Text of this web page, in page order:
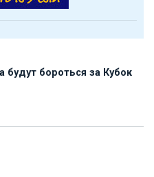
бороться за Кубок